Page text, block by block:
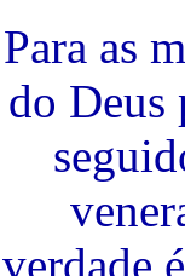
Para as
do Deus
verdade